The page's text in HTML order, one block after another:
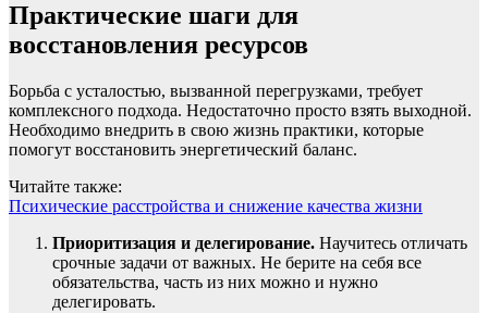
Практические шаги для
восстановления ресурсов
Борьба с усталостью, вызванной перегрузками, требует
комплексного подхода. Недостаточно просто взять выходной.
Необходимо внедрить в свою жизнь практики, которые
помогут восстановить энергетический баланс.
Читайте также:
Психические расстройства и снижение качества жизни
Приоритизация и делегирование. Научитесь отличать
срочные задачи от важных. Не берите на себя все
обязательства, часть из них можно и нужно
делегировать.